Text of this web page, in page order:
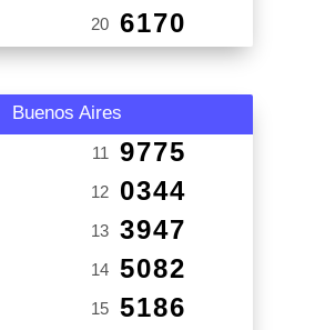
20 6170
Buenos Aires
11 9775
12 0344
13 3947
14 5082
15 5186